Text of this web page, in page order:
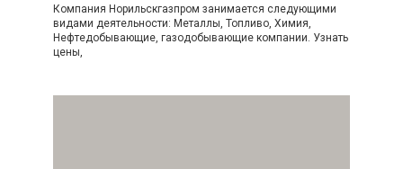
Компания Норильскгазпром занимается следующими
видами деятельности: Металлы, Топливо, Химия,
Нефтедобывающие, газодобывающие компании. Узнать
цены,